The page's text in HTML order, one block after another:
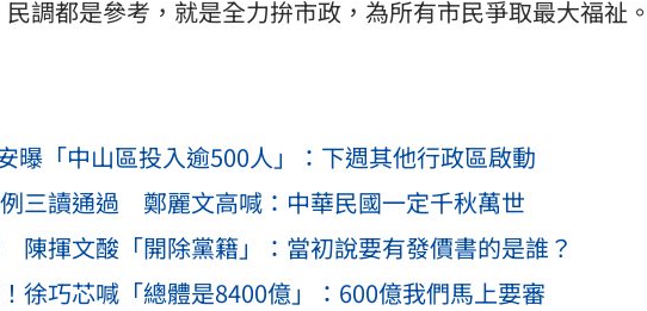
調都是參考，就是全力拚市政，為所有市民爭取最大福祉。
曝「中山區投入逾500人」：下週其他行政區啟動
三讀通過 鄭麗文高喊：中華民國一定千秋萬世
陳揮文酸「開除黨籍」：當初說要有發價書的是誰？
徐巧芯喊「總體是8400億」：600億我們馬上要審